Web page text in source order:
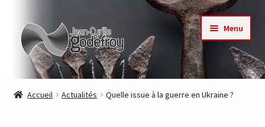
Aller
navigation
Aller
au
contenu
Menu
Accueil
Accueil Actualités Quelle issue à la guerre en Ukraine ?